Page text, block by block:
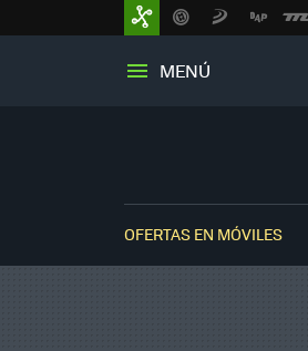
MENÚ
OFERTAS EN MÓVILES